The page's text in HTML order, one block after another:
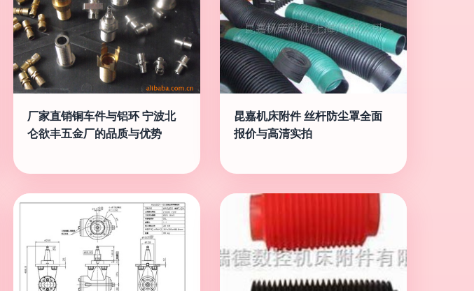
厂家直销铜车件与铝环 宁波北
仑欲丰五金厂的品质与优势
昆嘉机床附件 丝杆防尘罩全面
报价与高清实拍